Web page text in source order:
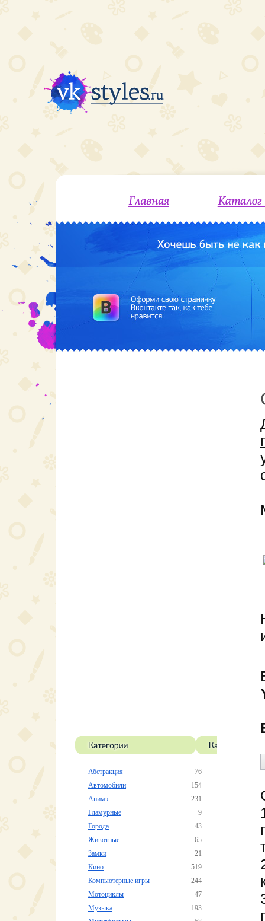
Абстракция
76
Автомобили
154
Анимэ
231
Гламурные
9
Города
43
Животные
65
Замки
21
Кино
519
Компьютерные игры
244
Мотоциклы
47
Музыка
193